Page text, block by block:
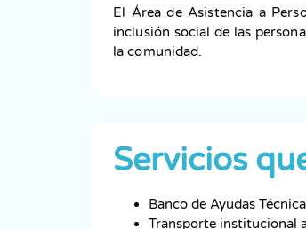
El Área de Asistencia a
inclusión social de las
la comunidad.
Servicios
Banco de Ayudas
Transporte institucional